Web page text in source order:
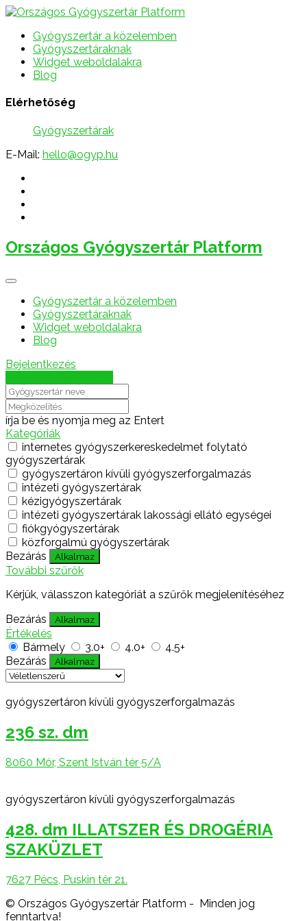
Gyógyszertár a közelemben
Gyógyszertáraknak
Widget weboldalakra
Blog
Elérhetőség
Gyógyszertárak
E-Mail: hello@ogyp.hu
Országos Gyógyszertár Platform
Gyógyszertár a közelemben
Gyógyszertáraknak
Widget weboldalakra
Blog
Bejelentkezés
írja be és nyomja meg az Entert
Kategóriák
internetes gyógyszerkereskedelmet folytató
gyógyszertárak
gyógyszertáron kívüli gyógyszerforgalmazás
intézeti gyógyszertárak
kézigyógyszertárak
intézeti gyógyszertárak lakossági ellátó egységei
fiókgyógyszertárak
közforgalmú gyógyszertárak
Bezárás
Alkalmaz
További szűrők
Kérjük, válasszon kategóriát a szűrők megjelenítéséhez
Bezárás
Alkalmaz
Értékelés
Bármely
3.0+ 4.0+
4.5+
Bezárás
Alkalmaz
gyógyszertáron kívüli gyógyszerforgalmazás
236 sz. dm
8060 Mór, Szent István tér 5/A
gyógyszertáron kívüli gyógyszerforgalmazás
428. dm ILLATSZER ÉS DROGÉRIA
SZAKÜZLET
7627 Pécs, Puskin tér 21.
© Országos Gyógyszertár Platform - Minden jog
fenntartva!